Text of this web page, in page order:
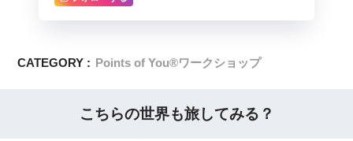
CATEGORY : Points of You®ワークショップ
こちらの世界も旅してみる？